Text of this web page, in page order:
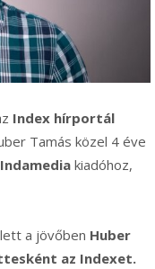
Index hírportál
Tamás közel 4 éve
Indamedia kiadóhoz,
a jövőben Huber
az Indexet.